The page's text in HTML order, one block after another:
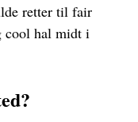
retter til fair
cool hal midt i